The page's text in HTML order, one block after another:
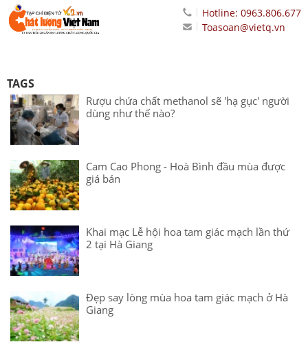
Hotline: 0963.806.677
Toasoan@vietq.vn
TAGS
Rượu chứa chất methanol sẽ 'hạ gục' người
dùng như thế nào?
Cam Cao Phong - Hoà Bình đầu mùa được
giá bán
Khai mạc Lễ hội hoa tam giác mạch lần thứ
2 tại Hà Giang
Đẹp say lòng mùa hoa tam giác mạch ở Hà
Giang